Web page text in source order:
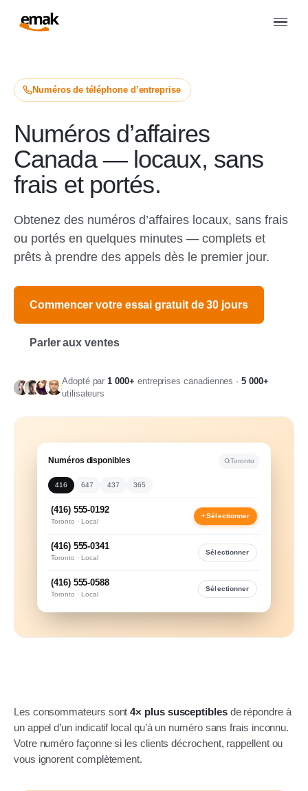
Numéros de téléphone d’entreprise
Numéros d’affaires
Canada — locaux, sans
frais et portés.
Obtenez des numéros d’affaires locaux, sans frais
ou portés en quelques minutes — complets et
prêts à prendre des appels dès le premier jour.
Commencer votre essai gratuit de 30 jours
Parler aux ventes
Adopté par1 000+ entreprises canadiennes ·5 000+
utilisateurs
Numéros disponibles Toronto
416 647 437 365
(416) 555-0192
Toronto · Local
Sélectionner
(416) 555-0341
Toronto · Local
Sélectionner
(416) 555-0588
Toronto · Local
Sélectionner
Les consommateurs sont4× plus susceptiblesde répondre à
un appel d’un indicatif local qu’à un numéro sans frais inconnu.
Votre numéro façonne si les clients décrochent, rappellent ou
vous ignorent complètement.